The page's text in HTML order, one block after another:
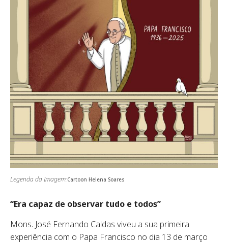
Legenda da Imagem:Cartoon Helena Soares
“Era capaz de observar tudo e todos”
Mons. José Fernando Caldas viveu a sua primeira
experiência com o Papa Francisco no dia 13 de março